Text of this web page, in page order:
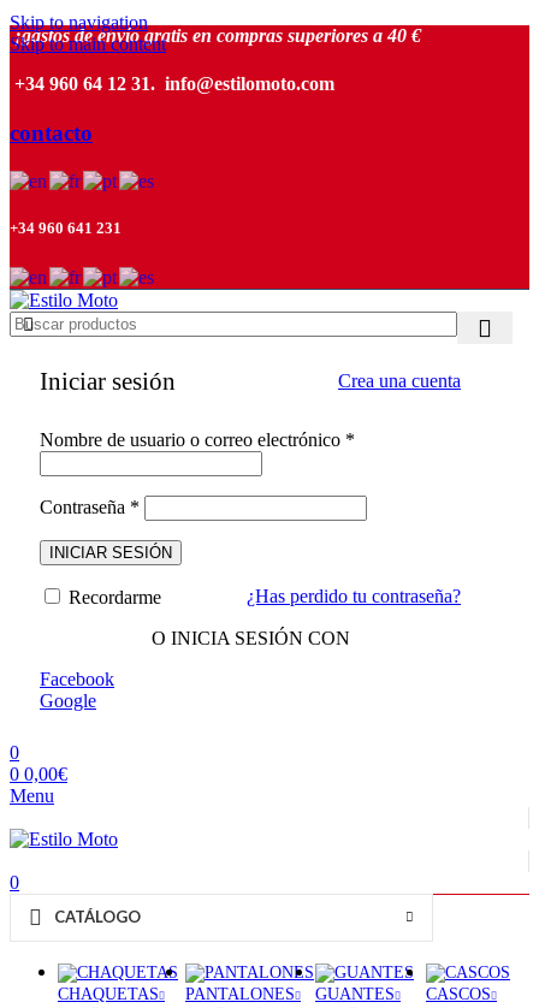
Skip to navigation
Skip to main content
¡gastos de envío gratis en compras superiores a 40 €
+34 960 64 12 31. info@estilomoto.com
contacto
+34 960 641 231
Iniciar sesión Crea una cuenta
Nombre de usuario o correo electrónico *
Contraseña *
INICIAR SESIÓN
¿Has perdido tu contraseña?
Recordarme
O INICIA SESIÓN CON
Facebook
Google
0
0 0,00€
Menu
0
CATÁLOGO
CHAQUETAS PANTALONES GUANTES CASCOS